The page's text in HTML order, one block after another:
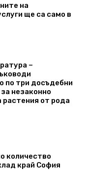
на
ще са само в
–
по три досъдебни
незаконно
растения от рода
количество
край София